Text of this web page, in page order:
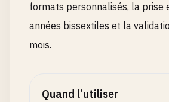
formats personnalisés, la prise
années bissextiles et la
mois.
Quand l’utiliser